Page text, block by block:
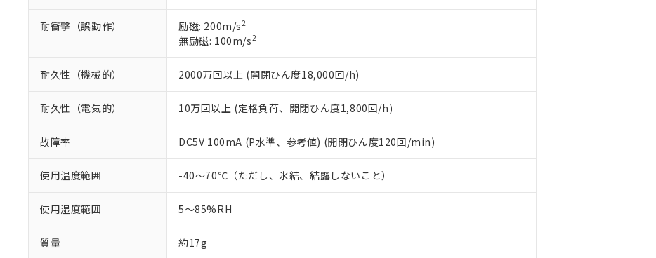
耐衝撃（誤動作） 励磁: 200m/s2
無励磁: 100m/s2
耐久性（機械的） 2000万回以上 (開閉ひん度18,000回/h)
耐久性（電気的） 10万回以上 (定格負荷、開閉ひん度1,800回/h)
故障率 DC5V 100mA (P水準、参考値) (開閉ひん度120回/min)
使用温度範囲 -40～70℃（ただし、氷結、結露しないこと）
使用湿度範囲 5～85%RH
質量 約17g